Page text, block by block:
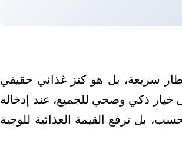
سريعة، بل هو كنز غذائي حقيقي
ذكي وصحي للجميع، عند إدخاله
بل ترفع القيمة الغذائية للوجبة